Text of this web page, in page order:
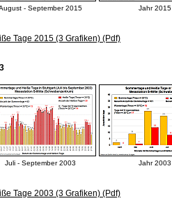
- September 2015 Jahr 2015
Tage 2015 (3 Grafiken) (Pdf)
Juli - September 2003 Jahr 2003
Tage 2003 (3 Grafiken) (Pdf)